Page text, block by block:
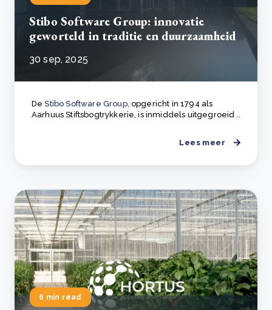
Stibo Software Group: innovatie
geworteld in traditie en duurzaamheid
30 sep, 2025
DeStibo Software Group, opgericht in 1794 als
Aarhuus Stiftsbogtrykkerie, is inmiddels uitgegroeid ..
Lees meer
6 min read